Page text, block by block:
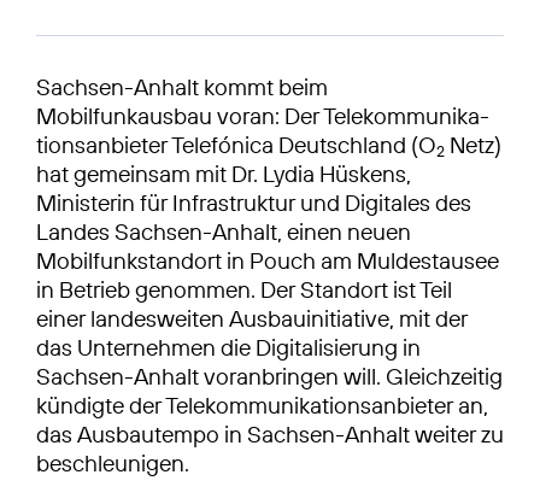
Sachsen-Anhalt kommt beim
Mobilfunkausbau voran: Der Telekommunika­
tionsanbieter Telefónica Deutschland (O2 Netz)
hat gemeinsam mit Dr. Lydia Hüskens,
Ministerin für Infrastruktur und Digitales des
Landes Sachsen-Anhalt, einen neuen
Mobilfunkstandort in Pouch am Muldestausee
in Betrieb genommen. Der Standort ist Teil
einer landesweiten Ausbauinitiative, mit der
das Unternehmen die Digitalisierung in
Sachsen-Anhalt voranbringen will. Gleichzeitig
kündigte der Telekommunikationsanbieter an,
das Ausbautempo in Sachsen-Anhalt weiter zu
beschleunigen.